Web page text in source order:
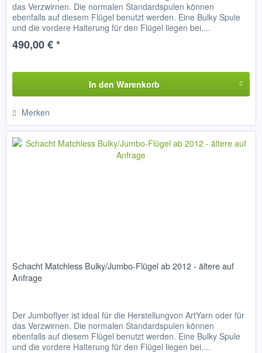
das Verzwirnen. Die normalen Standardspulen können
ebenfalls auf diesem Flügel benutzt werden. Eine Bulky Spule
und die vordere Halterung für den Flügel liegen bei....
490,00 € *
In den Warenkorb
Merken
Schacht Matchless Bulky/Jumbo-Flügel ab 2012 - ältere auf
Anfrage
Der Jumboflyer ist ideal für die Herstellungvon ArtYarn oder für
das Verzwirnen. Die normalen Standardspulen können
ebenfalls auf diesem Flügel benutzt werden. Eine Bulky Spule
und die vordere Halterung für den Flügel liegen bei....